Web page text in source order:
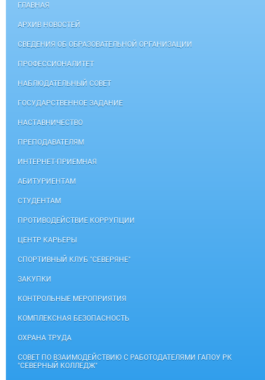
ГЛАВНАЯ
АРХИВ НОВОСТЕЙ
СВЕДЕНИЯ ОБ ОБРАЗОВАТЕЛЬНОЙ ОРГАНИЗАЦИИ
ПРОФЕССИОНАЛИТЕТ
НАБЛЮДАТЕЛЬНЫЙ СОВЕТ
ГОСУДАРСТВЕННОЕ ЗАДАНИЕ
НАСТАВНИЧЕСТВО
ПРЕПОДАВАТЕЛЯМ
ИНТЕРНЕТ-ПРИЕМНАЯ
АБИТУРИЕНТАМ
СТУДЕНТАМ
ПРОТИВОДЕЙСТВИЕ КОРРУПЦИИ
ЦЕНТР КАРЬЕРЫ
СПОРТИВНЫЙ КЛУБ "СЕВЕРЯНЕ"
ЗАКУПКИ
КОНТРОЛЬНЫЕ МЕРОПРИЯТИЯ
КОМПЛЕКСНАЯ БЕЗОПАСНОСТЬ
ОХРАНА ТРУДА
СОВЕТ ПО ВЗАИМОДЕЙСТВИЮ С РАБОТОДАТЕЛЯМИ ГАПОУ РК
"СЕВЕРНЫЙ КОЛЛЕДЖ"